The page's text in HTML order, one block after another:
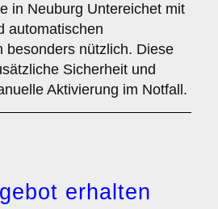
in Neuburg Untereichet mit
automatischen
besonders nützlich. Diese
Sicherheit und
Aktivierung im Notfall.
erhalten